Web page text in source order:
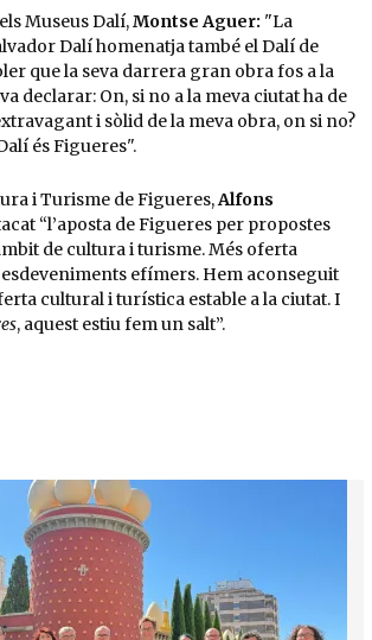
Museus Dalí,Montse Aguer: "La
Dalí homenatja també el Dalí de
que la seva darrera gran obra fos a la
declarar: On, si no a la meva ciutat ha de
i sòlid de la meva obra, on si no?
és Figueres".
i Turisme de Figueres,Alfons
“l’aposta de Figueres per propostes
de cultura i turisme. Més oferta
efímers. Hem aconseguit
cultural i turística estable a la ciutat. I
, aquest estiu fem un salt”.